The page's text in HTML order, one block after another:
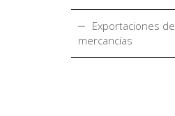
Exportaciones de
mercancías